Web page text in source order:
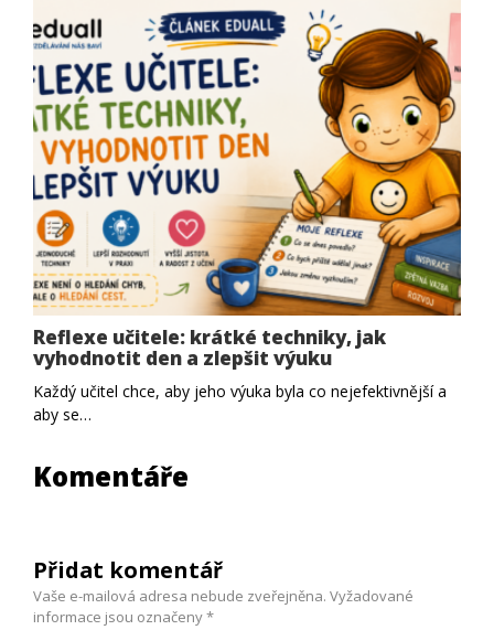
Reflexe učitele: krátké techniky, jak
vyhodnotit den a zlepšit výuku
Každý učitel chce, aby jeho výuka byla co nejefektivnější a
aby se…
Komentáře
Přidat komentář
Vaše e-mailová adresa nebude zveřejněna. Vyžadované
informace jsou označeny*